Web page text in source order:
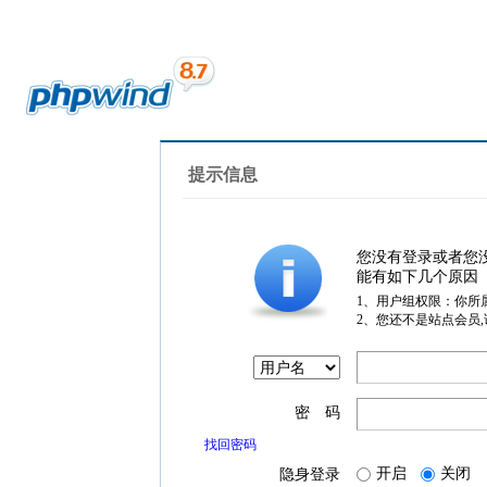
提示信息
您没有登录或者您
能有如下几个原因
1、用户组权限：你所
2、您还不是站点会员
密 码
找回密码
隐身登录 开启 关闭